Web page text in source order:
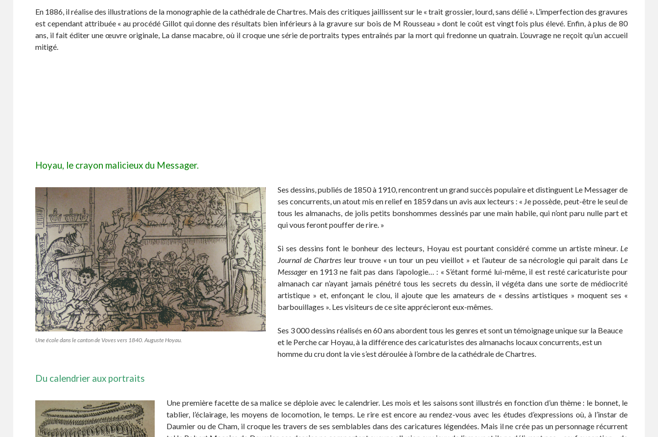
En 1886, il réalise des illustrations de la monographie de la cathédrale de Chartres. Mais des critiques jaillissent sur le « trait grossier, lourd, sans délié ». L’imperfection des gravures
est cependant attribuée « au procédé Gillot qui donne des résultats bien inférieurs à la gravure sur bois de M Rousseau » dont le coût est vingt fois plus élevé. Enfin, à plus de 80
ans, il fait éditer une œuvre originale, La danse macabre, où il croque une série de portraits types entraînés par la mort qui fredonne un quatrain. L’ouvrage ne reçoit qu’un accueil
mitigé.
Hoyau, le crayon malicieux du Messager.
Une école dans le canton de Voves vers 1840. Auguste Hoyau.
Ses dessins, publiés de 1850 à 1910, rencontrent un grand succès populaire et distinguent Le Messager de
ses concurrents, un atout mis en relief en 1859 dans un avis aux lecteurs : « Je possède, peut-être le seul de
tous les almanachs, de jolis petits bonshommes dessinés par une main habile, qui n’ont paru nulle part et
qui vous feront pouffer de rire. »
Si ses dessins font le bonheur des lecteurs, Hoyau est pourtant considéré comme un artiste mineur. Le
Journal de Chartresleur trouve « un tour un peu vieillot » et l’auteur de sa nécrologie qui parait dans Le
Messager en 1913 ne fait pas dans l’apologie… : « S’étant formé lui-même, il est resté caricaturiste pour
almanach car n’ayant jamais pénétré tous les secrets du dessin, il végéta dans une sorte de médiocrité
artistique » et, enfonçant le clou, il ajoute que les amateurs de « dessins artistiques » moquent ses «
barbouillages ». Les visiteurs de ce site apprécieront eux-mêmes.
Ses 3 000 dessins réalisés en 60 ans abordent tous les genres et sont un témoignage unique sur la Beauce
et le Perche car Hoyau, à la différence des caricaturistes des almanachs locaux concurrents, est un
homme du cru dont la vie s’est déroulée à l’ombre de la cathédrale de Chartres.
Du calendrier aux portraits
Une première facette de sa malice se déploie avec le calendrier. Les mois et les saisons sont illustrés en fonction d’un thème : le bonnet, le
tablier, l’éclairage, les moyens de locomotion, le temps. Le rire est encore au rendez-vous avec les études d’expressions où, à l’instar de
Daumier ou de Cham, il croque les travers de ses semblables dans des caricatures légendées. Mais il ne crée pas un personnage récurrent